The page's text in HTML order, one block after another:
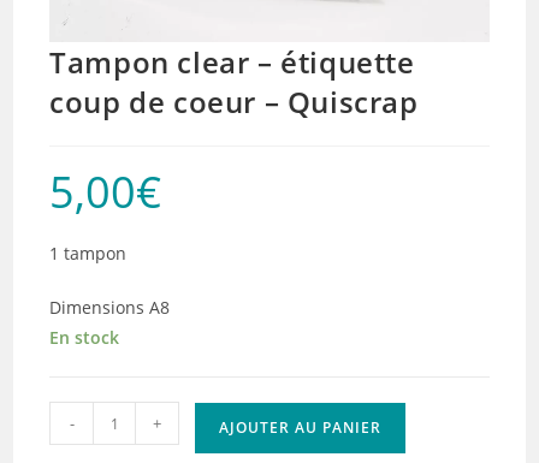
Tampon clear – étiquette
coup de coeur – Quiscrap
5,00€
1 tampon
Dimensions A8
En stock
quantité
de
- + AJOUTER AU PANIER